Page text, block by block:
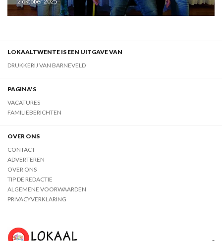
LOKAALTWENTE IS EEN UITGAVE VAN
DRUKKERIJ VAN BARNEVELD
PAGINA'S
VACATURES
FAMILIEBERICHTEN
OVER ONS
CONTACT
ADVERTEREN
OVER ONS
TIP DE REDACTIE
ALGEMENE VOORWAARDEN
PRIVACYVERKLARING